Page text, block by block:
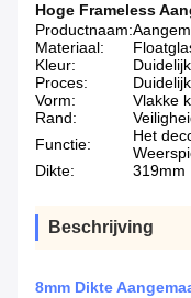
Hoge Frameless
Productnaam:
Materiaal:
Kleur:
Proces:
Vorm:
Vlakke
Rand:
Functie:
Het
Dikte:
319mm
Beschrijving
8mm Dikte